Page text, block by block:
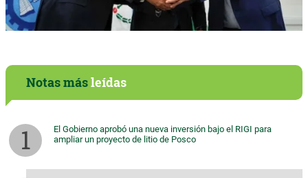
Notas másleídas
El Gobierno aprobó una nueva inversión bajo el RIGI para
ampliar un proyecto de litio de Posco